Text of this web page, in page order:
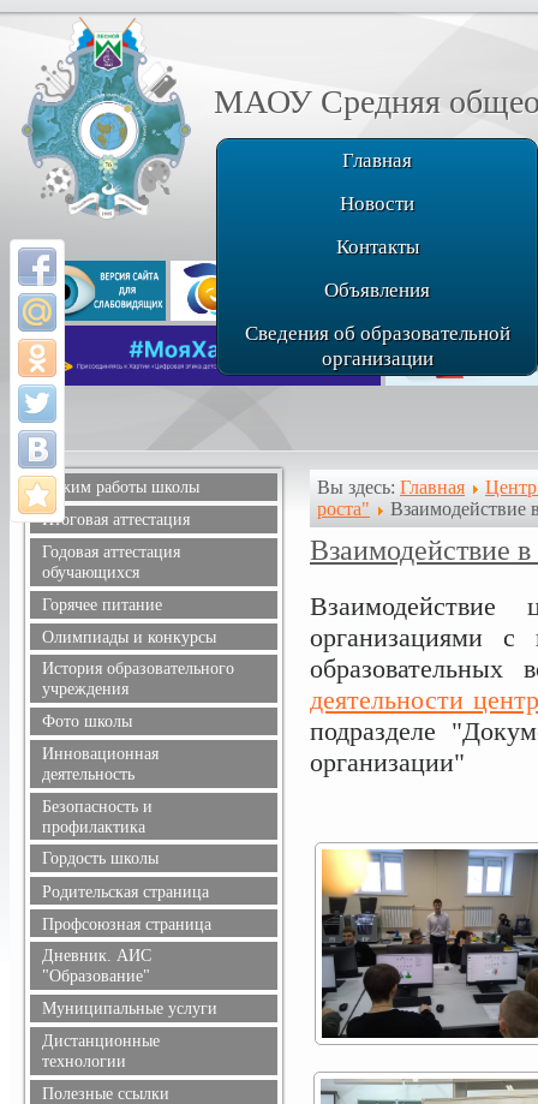
МАОУ Средняя
Главная
Новости
Контакты
Объявления
Сведения об образовательной
организации
Режим работы школы
Расписание звонков
Расписание уроков
Режим питания
Итоговая аттестация
Годовая аттестация
обучающихся
Горячее питание
Олимпиады и конкурсы
Всероссийская олимпиада
школьников
Положения олимпиад и
конкурсов, результаты
История образовательного
учреждения
Фото школы
Инновационная
деятельность
Безопасность и
профилактика
Безопасность дорожного
движения
Информационная
безопасность
Здоровье
Профилактика терроризма
и экстремизма
Профилактика
правонарушений
Противопожарная
безопасность
Гордость школы
Учителя
Ученики
Выпускники
Учителя, имеющие
государственные награды
Родительская страница
Профсоюзная страница
Дневник. АИС
"Образование"
Муниципальные услуги
Дистанционные
технологии
Полезные ссылки
Вы здесь: Главная
роста"
Взаимодействие
Взаимодействие
организациями с
образовательных
деятельности
подразделе
организации"